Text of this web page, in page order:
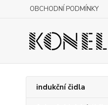
OBCHODNÍ PODMÍNKY
indukční čidla